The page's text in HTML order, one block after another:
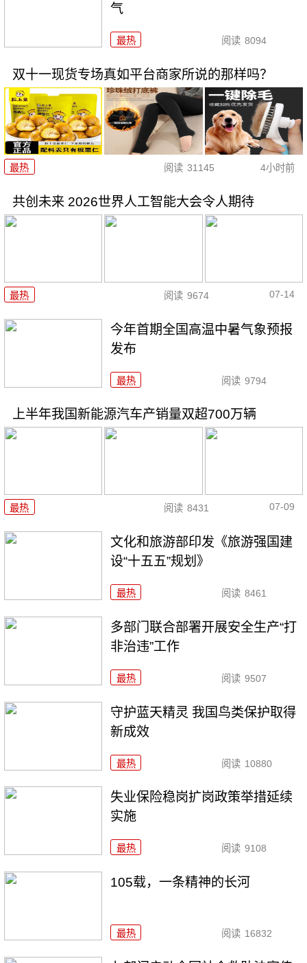
气
最热 阅读 8094
双十一现货专场真如平台商家所说的那样吗？
最热 阅读 31145 4小时前
共创未来 2026世界人工智能大会令人期待
最热 阅读 9674 07-14
今年首期全国高温中暑气象预报
发布
最热 阅读 9794
上半年我国新能源汽车产销量双超700万辆
最热 阅读 8431 07-09
文化和旅游部印发《旅游强国建
设“十五五”规划》
最热 阅读 8461
多部门联合部署开展安全生产“打
非治违”工作
最热 阅读 9507
守护蓝天精灵 我国鸟类保护取得
新成效
最热 阅读 10880
失业保险稳岗扩岗政策举措延续
实施
最热 阅读 9108
105载，一条精神的长河
最热 阅读 16832